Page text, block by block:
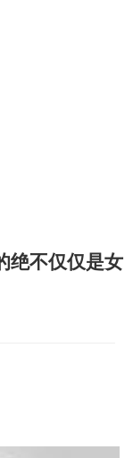
绝不仅仅是女